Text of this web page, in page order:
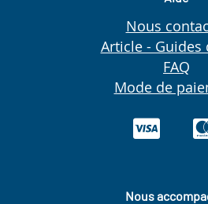
Nous
Article - Guides
FAQ
Mode de
Nous